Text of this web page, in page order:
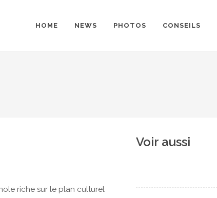
HOME NEWS PHOTOS CONSEILS
riche sur le plan culturel
Voir aussi